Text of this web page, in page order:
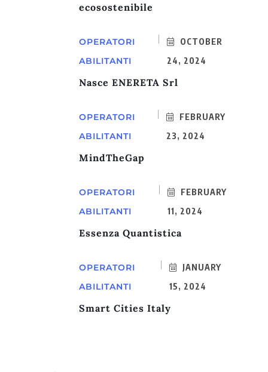
ecosostenibile
OPERATORI
ABILITANTI
OCTOBER
24, 2024
Nasce ENERETA Srl
OPERATORI
ABILITANTI
FEBRUARY
23, 2024
MindTheGap
OPERATORI
ABILITANTI
FEBRUARY
11, 2024
Essenza Quantistica
OPERATORI
ABILITANTI
JANUARY
15, 2024
Smart Cities Italy